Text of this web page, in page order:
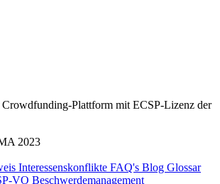
Crowdfunding-Plattform mit ECSP-Lizenz der
2023
Interessenskonflikte FAQ's Blog Glossar
VO Beschwerdemanagement